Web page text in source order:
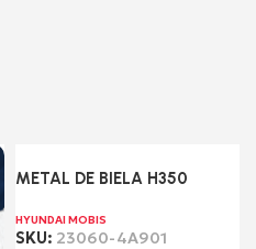
METAL DE BIELA H350
HYUNDAI MOBIS
SKU: 23060-4A901